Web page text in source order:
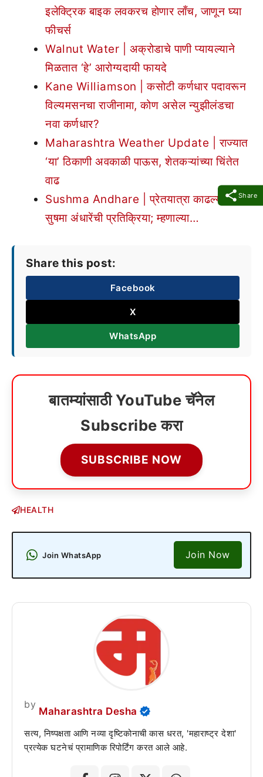
Share
इलेक्ट्रिक बाइक लवकरच होणार लाँच, जाणून घ्या
फीचर्स
Walnut Water | अक्रोडाचे पाणी प्यायल्याने
मिळतात ‘हे’ आरोग्यदायी फायदे
Kane Williamson | कसोटी कर्णधार पदावरून
विल्यमसनचा राजीनामा, कोण असेल न्युझीलंडचा
नवा कर्णधार?
Maharashtra Weather Update | राज्यात
‘या’ ठिकाणी अवकाळी पाऊस, शेतकऱ्यांच्या चिंतेत
वाढ
Sushma Andhare | प्रेतयात्रा काढल्यानंतर
सुषमा अंधारेंची प्रतिक्रिया; म्हणाल्या…
Share this post:
Facebook
X
WhatsApp
बातम्यांसाठी YouTube चॅनेल
Subscribe करा
SUBSCRIBE NOW
HEALTH
Join WhatsApp Join Now
by
Maharashtra Desha
सत्य, निष्पक्षता आणि नव्या दृष्टिकोनाची कास धरत, 'महाराष्ट्र देशा'
प्रत्येक घटनेचं प्रामाणिक रिपोर्टिंग करत आले आहे.